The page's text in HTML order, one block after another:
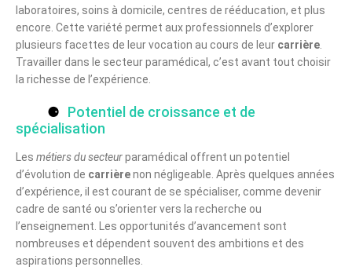
laboratoires, soins à domicile, centres de rééducation, et plus
encore. Cette variété permet aux professionnels d’explorer
plusieurs facettes de leur vocation au cours de leur carrière
Travailler dans le secteur paramédical, c’est avant tout choisir
la richesse de l’expérience.
Potentiel de croissance et de
spécialisation
Les métiers du secteurparamédical offrent un potentiel
d’évolution de carrièrenon négligeable. Après quelques années
d’expérience, il est courant de se spécialiser, comme devenir
cadre de santé ou s’orienter vers la recherche ou
l’enseignement. Les opportunités d’avancement sont
nombreuses et dépendent souvent des ambitions et des
aspirations personnelles.